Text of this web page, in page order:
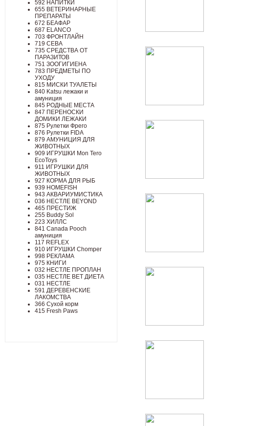
592 НАПИТКИ
655 ВЕТЕРИНАРНЫЕ
ПРЕПАРАТЫ
672 БЕАФАР
687 ELANCO
703 ФРОНТЛАЙН
719 СЕВА
735 СРЕДСТВА ОТ
ПАРАЗИТОВ
751 ЗООГИГИЕНА
783 ПРЕДМЕТЫ ПО
УХОДУ
815 МИСКИ ТУАЛЕТЫ
840 Katsu лежаки и
амуниция
845 РОДНЫЕ МЕСТА
847 ПЕРЕНОСКИ
ДОМИКИ ЛЕЖАКИ
875 Рулетки Фрего
876 Рулетки FIDA
879 АМУНИЦИЯ ДЛЯ
ЖИВОТНЫХ
909 ИГРУШКИ Mon Tero
EcoToys
911 ИГРУШКИ ДЛЯ
ЖИВОТНЫХ
927 КОРМА ДЛЯ РЫБ
939 HOMEFISH
943 АКВАРИУМИСТИКА
036 НЕСТЛЕ BEYOND
465 ПРЕСТИЖ
255 Buddy Sol
223 ХИЛЛC
841 Canada Poоch
амуниция
117 REFLEX
910 ИГРУШКИ Chomper
998 РЕКЛАМА
975 КНИГИ
032 НЕСТЛЕ ПРОПЛАН
035 НЕСТЛЕ ВЕТ ДИЕТА
031 НЕСТЛЕ
591 ДЕРЕВЕНСКИЕ
ЛАКОМСТВА
366 Сухой корм
415 Fresh Paws